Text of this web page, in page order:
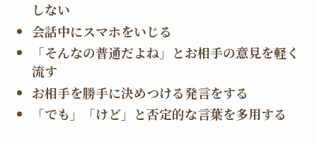
しない
会話中にスマホをいじる
「そんなの普通だよね」とお相手の意見を軽く
流す
お相手を勝手に決めつける発言をする
「でも」「けど」と否定的な言葉を多用する